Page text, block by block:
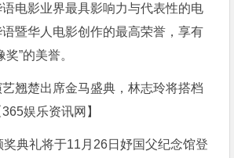
电影业界最具影响力与代表性的电
暨华人电影创作的最高荣誉，享有
”的美誉。
奖典礼将于11月26日妤国父纪念馆登